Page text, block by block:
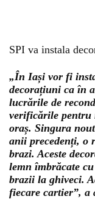
SPI va instala
„În Iași vor fi
decorațiuni ca în
lucrările de
verificările pentru
oraș. Singura
anii precedenți, o
brazi. Aceste
lemn îmbrăcate
brazii la ghiveci.
fiecare cartier”, a